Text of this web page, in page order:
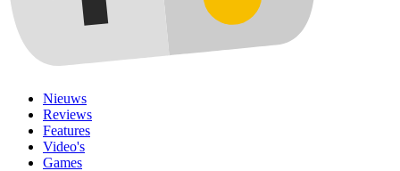
Nieuws
Reviews
Features
Video's
Games